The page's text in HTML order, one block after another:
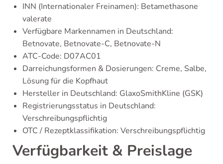
INN (Internationaler Freinamen): Betamethasone
valerate
Verfügbare Markennamen in Deutschland:
Betnovate, Betnovate-C, Betnovate-N
ATC-Code: D07AC01
Darreichungsformen & Dosierungen: Creme, Salbe,
Lösung für die Kopfhaut
Hersteller in Deutschland: GlaxoSmithKline (GSK)
Registrierungsstatus in Deutschland:
Verschreibungspflichtig
OTC / Rezeptklassifikation: Verschreibungspflichtig
Verfügbarkeit & Preislage